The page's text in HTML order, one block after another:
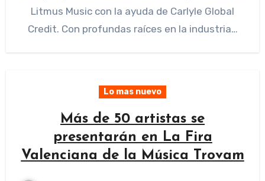
Litmus Music con la ayuda de Carlyle Global
Credit. Con profundas raíces en la industria…
Lo mas nuevo
Más de 50 artistas se
presentarán en La Fira
Valenciana de la Música Trovam